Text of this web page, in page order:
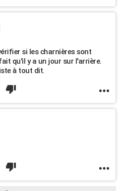
si les charnières sont
qu'il y a un jour sur l'arrière.
à tout dit.